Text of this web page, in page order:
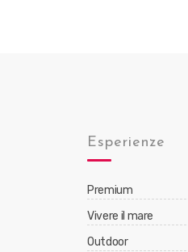
Esperienze
Premium
Vivere il mare
Outdoor